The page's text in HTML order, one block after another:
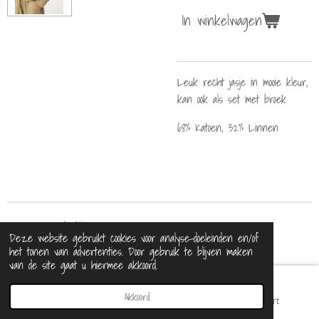
Deze website gebruikt cookies voor analyse-doeleinden en/of
het tonen van advertenties. Door gebruik te blijven maken
van de site gaat u hiermee akkoord.
Akkoord
In winkelwagen
Leuk recht jasje in mooie kleur,
kan ook als set met broek
68% Katoen, 32% Linnen
© 2021 - 2026 BijDaan
Powered byJouwWeb
Telefoonnummer Kaart